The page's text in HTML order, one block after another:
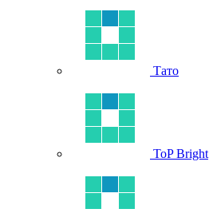
Тато
ToP Bright